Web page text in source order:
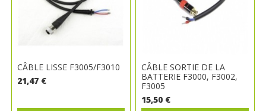
CÂBLE LISSE F3005/F3010
21,47 €
CÂBLE SORTIE DE LA
BATTERIE F3000, F3002,
F3005
15,50 €